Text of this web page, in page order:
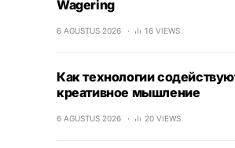
Wagering
6 AGUSTUS 2026 16 VIEWS
Как технологии
креативное мышление
6 AGUSTUS 2026 20 VIEWS